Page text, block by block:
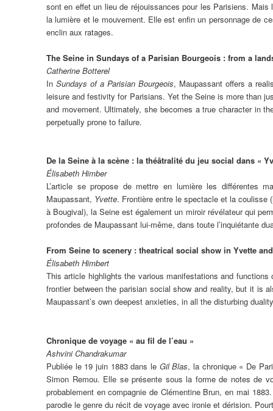
sont en effet un lieu de réjouissances pour les Parisiens.
la lumière et le mouvement. Elle est enfin un personnage de
enclin aux ratages.
The Seine in Sundays of a Parisian Bourgeois : from a
Catherine Botterel
In Sundays of a Parisian Bourgeois, Maupassant offers a
leisure and festivity for Parisians. Yet the Seine is more than
and movement. Ultimately, she becomes a true character in
perpetually prone to failure.
De la Seine à la scène : la théâtralité du jeu social dans «
Élisabeth Himber
L’article se propose de mettre en lumière les différentes
Maupassant, Yvette. Frontière entre le spectacle et la
à Bougival), la Seine est également un miroir révélateur qui
profondes de Maupassant lui-même, dans toute l’inquiétante
From Seine to scenery : theatrical social show in Yvette
Élisabeth Himbert
This article highlights the various manifestations and
frontier between the parisian social show and reality, but it is
Maupassant’s own deepest anxieties, in all the disturbing
Chronique de voyage « au fil de l’eau »
Ashvini Chandrakumar
Publiée le 19 juin 1883 dans le Gil Blas, la chronique « De
Simon Remou. Elle se présente sous la forme de notes de
probablement en compagnie de Clémentine Brun, en mai
parodie le genre du récit de voyage avec ironie et dérision.